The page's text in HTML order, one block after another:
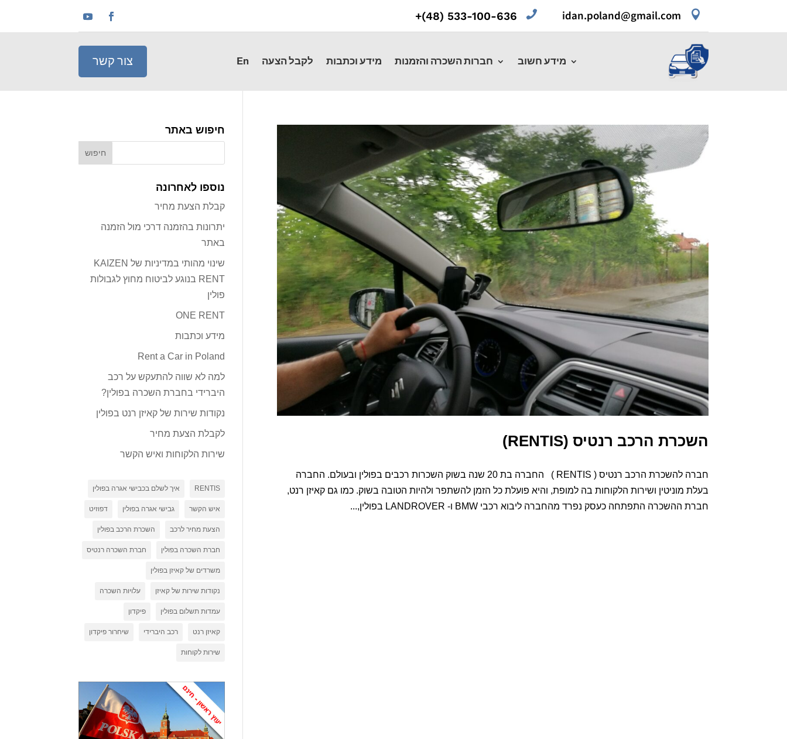

idan.poland@gmail.com

533-100-636 (48)+
מידע חשוב חברות השכרה והזמנות מידע וכתבות לקבל הצעה En צור קשר
השכרת הרכב רנטיס (RENTIS)
חברה להשכרת הרכב רנטיס ( RENTIS ) החברה בת 20 שנה בשוק השכרות רכבים בפולין ובעולם. החברה
בעלת מוניטין ושירות הלקוחות בה למופת, והיא פועלת כל הזמן להשתפר ולהיות הטובה בשוק. כמו גם קאיזן רנט,
חברת ההשכרה התפתחה כעסק נפרד מהחברה ליבוא רכבי BMW ו- LANDROVER בפולין,...
חיפוש באתר
נוספו לאחרונה
קבלת הצעת מחיר
יתרונות בהזמנה דרכי מול הזמנה
באתר
שינוי מהותי במדיניות של KAIZEN
RENT בנוגע לביטוח מחוץ לגבולות
פולין
ONE RENT
מידע וכתבות
Rent a Car in Poland
למה לא שווה להתעקש על רכב
היברידי בחברת השכרה בפולין?
נקודות שירות של קאיזן רנט בפולין
לקבלת הצעת מחיר
שירות הלקוחות ואיש הקשר
RENTIS איך לשלם בכבישי אגרה בפולין
איש הקשר גבישי אגרה בפולין דפוזיט
הצעת מחיר לרכב השכרת הרכב בפולין
חברת השכרה בפולין חברת השכרה רנטיס
משרדים של קאיזן בפולין
נקודות שירות של קאיזן עלויות השכרה
עמדות תשלום בפולין פיקדון
קאיזן רנט רכב היברידי שיחרור פיקדון
שירות לקוחות